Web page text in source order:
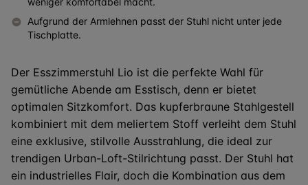
Aufgrund der Armlehnen passt der Stuhl nicht unter jede
Tischplatte.
Der Esszimmerstuhl Lio ist die perfekte Wahl für
gemütliche Abende am Esstisch, denn er bietet
optimalen Sitzkomfort. Das kupferbraune Stahlgestell
kombiniert mit dem meliertem Stoff verleiht dem Stuhl
eine exklusive, stilvolle Ausstrahlung, die ideal zur
trendigen Urban-Loft-Stilrichtung passt. Der Stuhl hat
ein industrielles Flair, doch die Kombination aus dem